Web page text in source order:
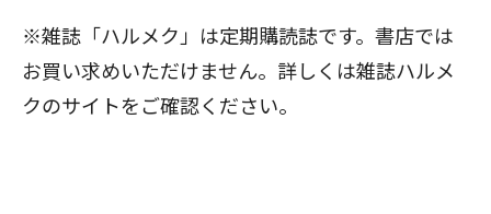
※雑誌「ハルメク」は定期購読誌です。書店では
お買い求めいただけません。詳しくは雑誌ハルメ
クのサイトをご確認ください。